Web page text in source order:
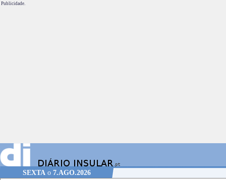
Publicidade.
SEXTA o 7.AGO.2026